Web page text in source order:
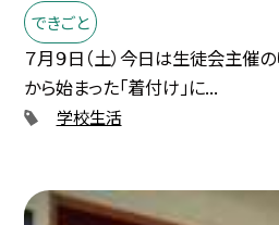
できごと
７月９日（土）今日は生徒会主催
から始まった「着付け」に...
学校生活